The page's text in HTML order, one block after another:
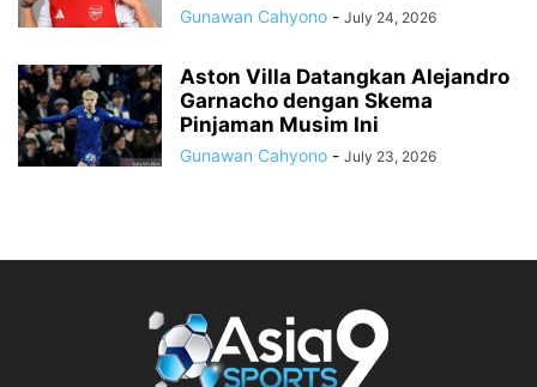
Gunawan Cahyono - July 24, 2026
Aston Villa Datangkan Alejandro
Garnacho dengan Skema
Pinjaman Musim Ini
Gunawan Cahyono - July 23, 2026